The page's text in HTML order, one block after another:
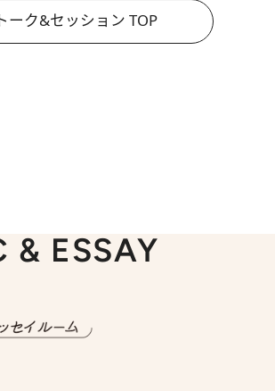
ーク&セッション TOP
& ESSAY